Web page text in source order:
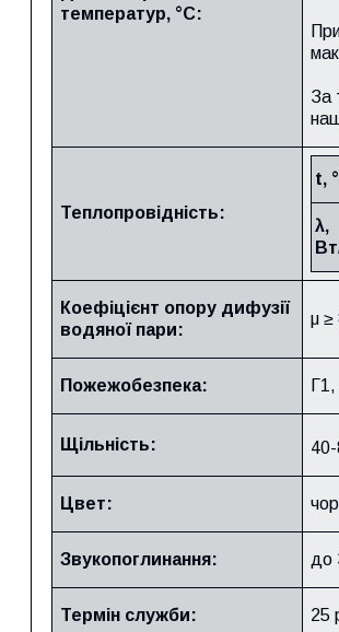
температур, °C:
За
Теплопровідність:
t,
λ,
Коефіцієнт опору дифузії
водяної пари:
μ ≥
Пожежобезпека: Г1,
Щільність: 40-
Цвет:
Звукопоглинання: до
Термін служби: 25